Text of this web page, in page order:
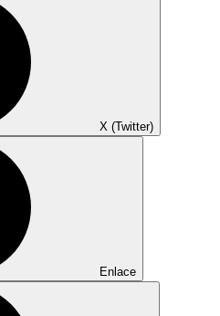
X (Twitter)
Enlace